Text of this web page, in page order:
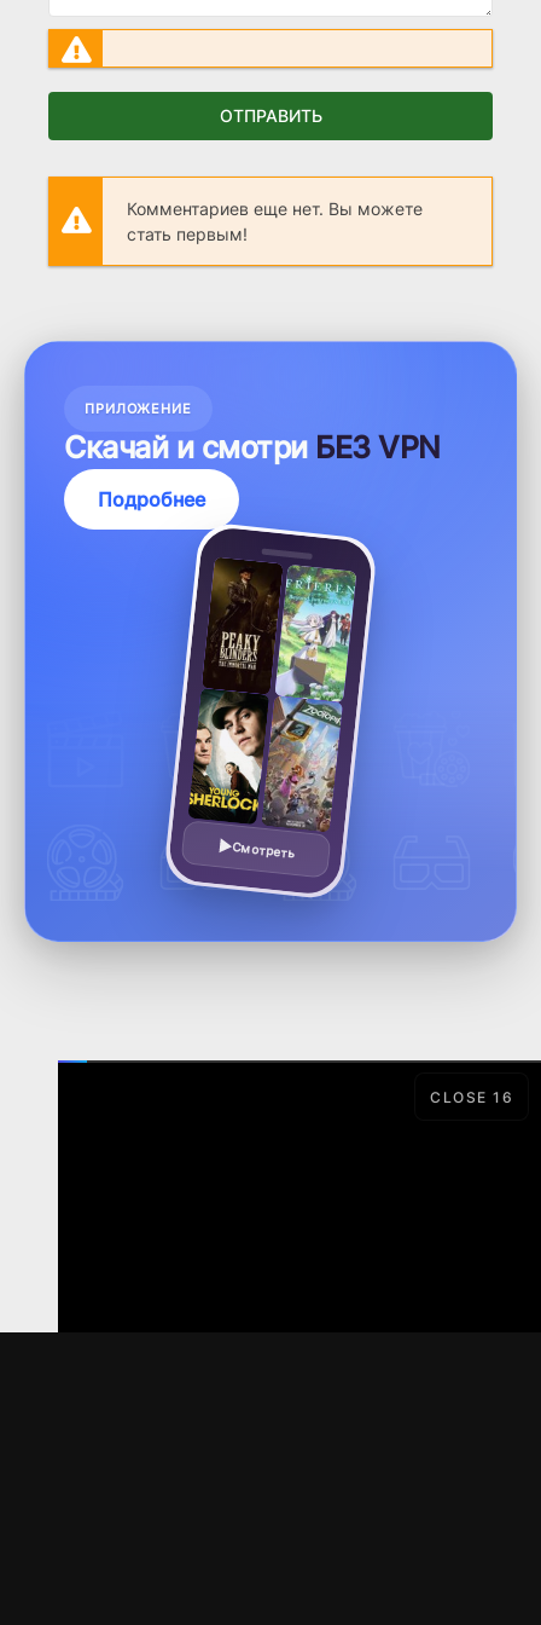
ОТПРАВИТЬ
Комментариев еще нет. Вы можете
стать первым!
ПРИЛОЖЕНИЕ
Скачай и смотри БЕЗ VPN
Подробнее
Смотреть
CLOSE15